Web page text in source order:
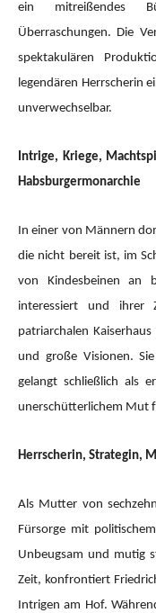
ein mitreißendes
Überraschungen. Die
spektakulären
legendären Herrscherin
unverwechselbar.
Intrige, Kriege,
Habsburgermonarchie
In einer von Männern
die nicht bereit ist, im
von Kindesbeinen an
interessiert und
patriarchalen
und große Visionen.
gelangt schließlich als
unerschütterlichem Mut
Herrscherin, Strategin,
Als Mutter von
Fürsorge mit
Unbeugsam und mutig
Zeit, konfrontiert
Intrigen am Hof.